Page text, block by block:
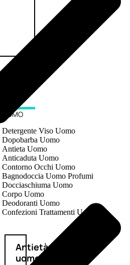
UOMO
Detergente Viso Uomo
Dopobarba Uomo
Antieta Uomo
Anticaduta Uomo
Contorno Occhi Uomo
Bagnodoccia Uomo Profumi
Docciaschiuma Uomo
Corpo Uomo
Deodoranti Uomo
Confezioni Trattamenti Uomo
Antietà
uomo